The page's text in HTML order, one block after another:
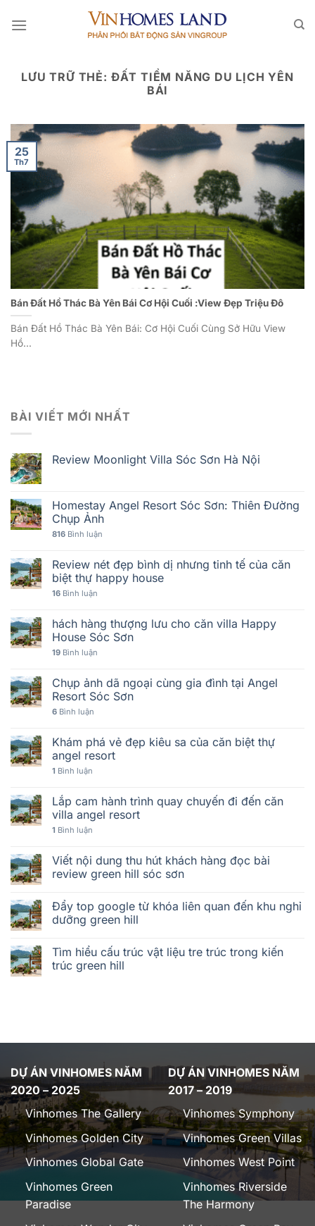
qua
LƯU TRỮ THẺ: ĐẤT TIỀM NĂNG DU LỊCH YÊN
BÁI
Bán Đất Hồ Thác Bà Yên Bái Cơ Hội Cuối :View Đẹp Triệu Đô
Bán Đất Hồ Thác Bà Yên Bái: Cơ Hội Cuối Cùng Sở Hữu View
Hồ...
25
Th7
BÀI VIẾT MỚI NHẤT
Review Moonlight Villa Sóc Sơn Hà Nội
Homestay Angel Resort Sóc Sơn: Thiên Đường
Chụp Ảnh
816 Bình luận
Review nét đẹp bình dị nhưng tinh tế của căn
biệt thự happy house
16 Bình luận
hách hàng thượng lưu cho căn villa Happy
House Sóc Sơn
19 Bình luận
Chụp ảnh dã ngoại cùng gia đình tại Angel
Resort Sóc Sơn
6 Bình luận
Khám phá vẻ đẹp kiêu sa của căn biệt thự
angel resort
1 Bình luận
Lắp cam hành trình quay chuyến đi đến căn
villa angel resort
1 Bình luận
Viết nội dung thu hút khách hàng đọc bài
review green hill sóc sơn
Đẩy top google từ khóa liên quan đến khu nghỉ
dưỡng green hill
Tìm hiểu cấu trúc vật liệu tre trúc trong kiến
trúc green hill
DỰ ÁN VINHOMES NĂM
2020 – 2025
Vinhomes The Gallery
Vinhomes Golden City
Vinhomes Global Gate
Vinhomes Green
Paradise
DỰ ÁN VINHOMES NĂM
2017 – 2019
Vinhomes Symphony
Vinhomes Green Villas
Vinhomes West Point
Vinhomes Riverside
The Harmony